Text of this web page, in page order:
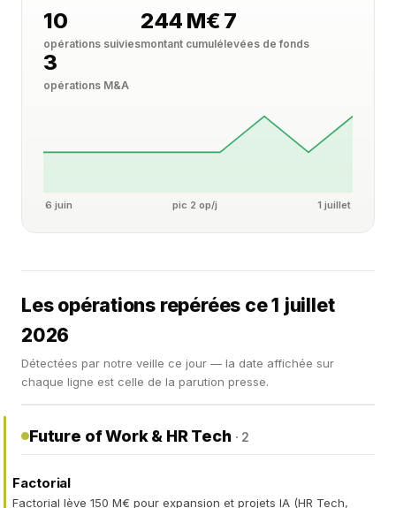
10
opérations suivies
244 M€
montant cumulé
7
levées de fonds
3
opérations M&A
6 juin pic 2 op/j 1 juillet
Les opérations repérées ce 1 juillet
2026
Détectées par notre veille ce jour — la date affichée sur
chaque ligne est celle de la parution presse.
Future of Work & HR Tech · 2
Factorial
Factorial lève 150 M€ pour expansion et projets IA (HR Tech,